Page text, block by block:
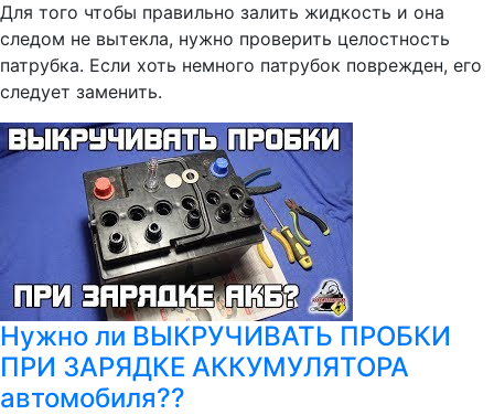
Для того чтобы правильно залить жидкость и она
следом не вытекла, нужно проверить целостность
патрубка. Если хоть немного патрубок поврежден, его
следует заменить.
Нужно ли ВЫКРУЧИВАТЬ ПРОБКИ
ПРИ ЗАРЯДКЕ АККУМУЛЯТОРА
автомобиля??